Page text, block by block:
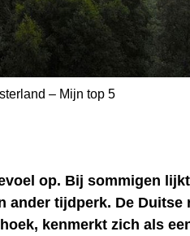
– Mijn top 5
op. Bij sommigen
ander tijdperk. De Duitse
kenmerkt zich als